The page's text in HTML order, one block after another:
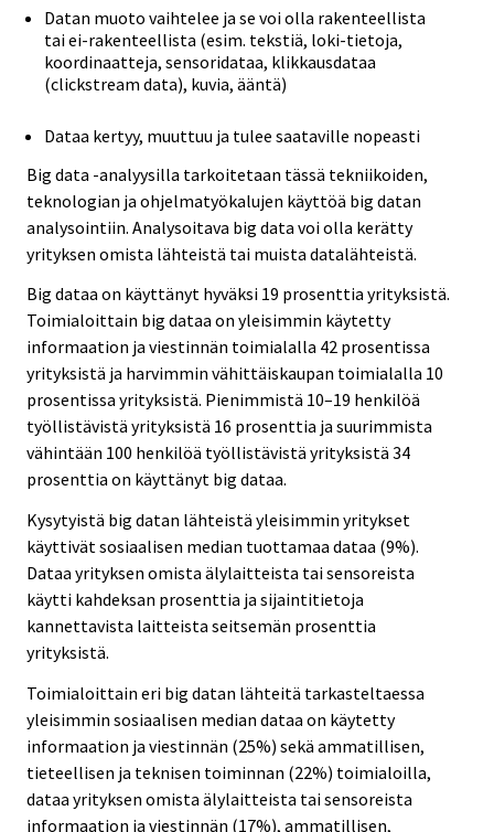
Datan muoto vaihtelee ja se voi olla rakenteellista
tai ei-rakenteellista (esim. tekstiä, loki-tietoja,
koordinaatteja, sensoridataa, klikkausdataa
(clickstream data), kuvia, ääntä)
Dataa kertyy, muuttuu ja tulee saataville nopeasti
Big data -analyysilla tarkoitetaan tässä tekniikoiden,
teknologian ja ohjelmatyökalujen käyttöä big datan
analysointiin. Analysoitava big data voi olla kerätty
yrityksen omista lähteistä tai muista datalähteistä.
Big dataa on käyttänyt hyväksi 19 prosenttia yrityksistä.
Toimialoittain big dataa on yleisimmin käytetty
informaation ja viestinnän toimialalla 42 prosentissa
yrityksistä ja harvimmin vähittäiskaupan toimialalla 10
prosentissa yrityksistä. Pienimmistä 10–19 henkilöä
työllistävistä yrityksistä 16 prosenttia ja suurimmista
vähintään 100 henkilöä työllistävistä yrityksistä 34
prosenttia on käyttänyt big dataa.
Kysytyistä big datan lähteistä yleisimmin yritykset
käyttivät sosiaalisen median tuottamaa dataa (9%).
Dataa yrityksen omista älylaitteista tai sensoreista
käytti kahdeksan prosenttia ja sijaintitietoja
kannettavista laitteista seitsemän prosenttia
yrityksistä.
Toimialoittain eri big datan lähteitä tarkasteltaessa
yleisimmin sosiaalisen median dataa on käytetty
informaation ja viestinnän (25%) sekä ammatillisen,
tieteellisen ja teknisen toiminnan (22%) toimialoilla,
dataa yrityksen omista älylaitteista tai sensoreista
informaation ja viestinnän (17%), ammatillisen,